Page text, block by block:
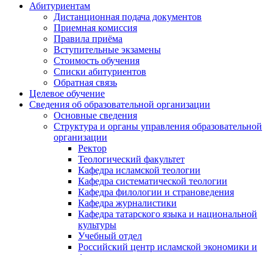
Абитуриентам
Дистанционная подача документов
Приемная комиссия
Правила приёма
Вступительные экзамены
Стоимость обучения
Списки абитуриентов
Обратная связь
Целевое обучение
Сведения об образовательной организации
Основные сведения
Структура и органы управления образовательной
организации
Ректор
Теологический факультет
Кафедра исламской теологии
Кафедра систематической теологии
Кафедра филологии и страноведения
Кафедра журналистики
Кафедра татарского языка и национальной
культуры
Учебный отдел
Российский центр исламской экономики и